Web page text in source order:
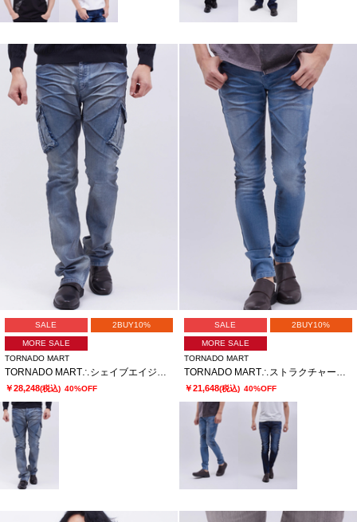
SALE 2BUY10%
MORE SALE
TORNADO MART
TORNADO MART∴シェイブエイジカーゴデニム
￥28,248(税込) 40%OFF
SALE 2BUY10%
MORE SALE
TORNADO MART
TORNADO MART∴ストラクチャーフェードスキニーデニム
￥21,648(税込) 40%OFF